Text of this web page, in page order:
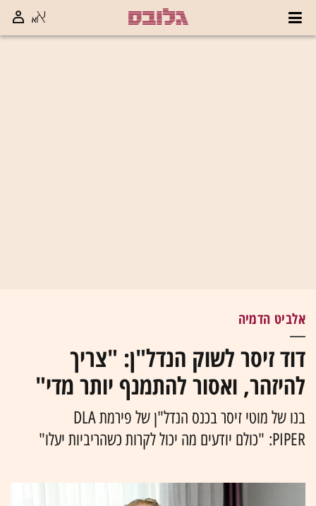
אלביט הדמיה
דוד זיסר לשוק הנדל"ן: "צריך
להיזהר, ואסור להתמנף יותר מדי"
בנו של מוטי זיסר בכנס הנדל"ן של פירמת DLA
PIPER: "כולם יודעים מה יכול לקרות כשהריביות יעלו"